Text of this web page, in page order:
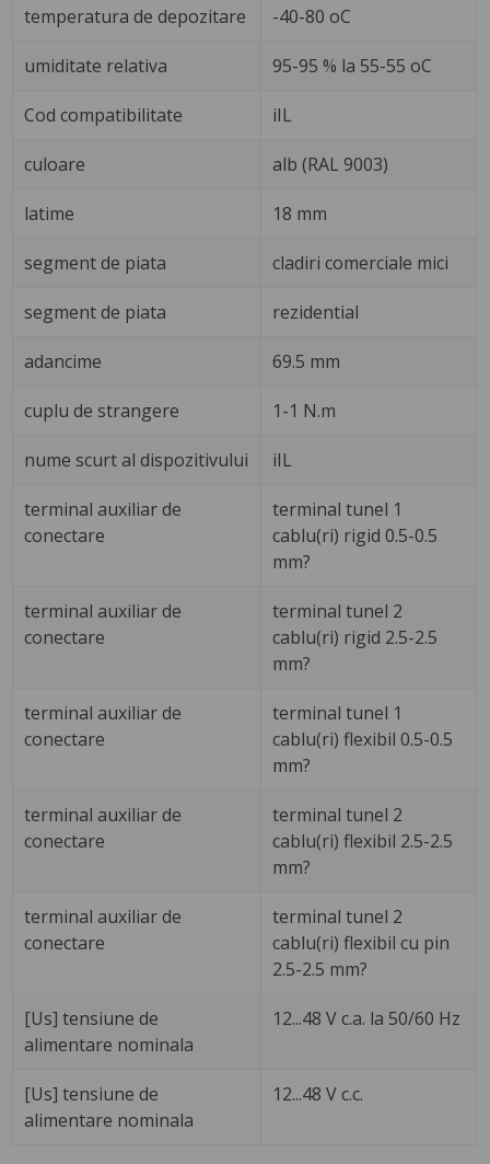
temperatura de depozitare -40-80 oC
umiditate relativa 95-95 % la 55-55 oC
Cod compatibilitate iIL
culoare alb (RAL 9003)
latime 18 mm
segment de piata cladiri comerciale mici
segment de piata rezidential
adancime 69.5 mm
cuplu de strangere 1-1 N.m
nume scurt al dispozitivului iIL
terminal auxiliar de
conectare
terminal tunel 1
cablu(ri) rigid 0.5-0.5
mm?
terminal auxiliar de
conectare
terminal tunel 2
cablu(ri) rigid 2.5-2.5
mm?
terminal auxiliar de
conectare
terminal tunel 1
cablu(ri) flexibil 0.5-0.5
mm?
terminal auxiliar de
conectare
terminal tunel 2
cablu(ri) flexibil 2.5-2.5
mm?
terminal auxiliar de
conectare
terminal tunel 2
cablu(ri) flexibil cu pin
2.5-2.5 mm?
[Us] tensiune de
alimentare nominala
12...48 V c.a. la 50/60 Hz
[Us] tensiune de
alimentare nominala
12...48 V c.c.